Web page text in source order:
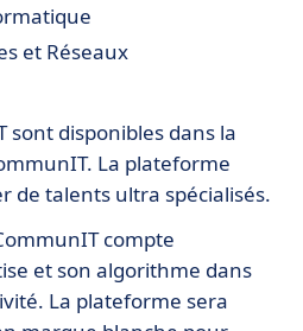
et Réseaux
sont disponibles dans la
La plateforme
de talents ultra spécialisés.
compte
et son algorithme dans
La plateforme sera